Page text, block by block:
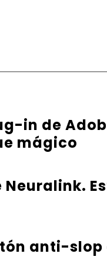
in de
mágico
anti-